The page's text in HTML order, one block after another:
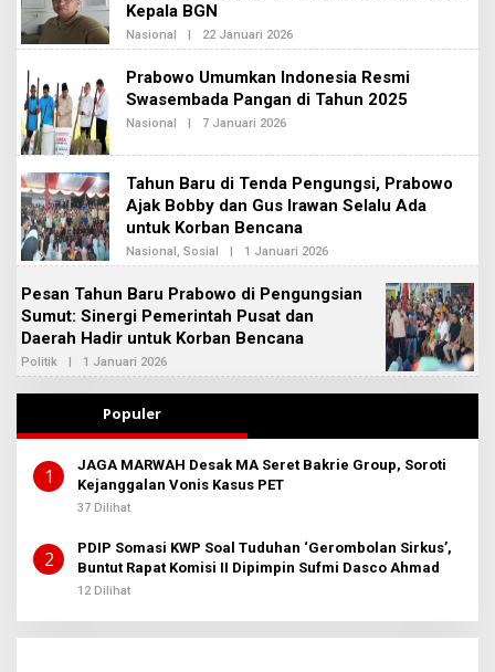
I
N
E
R
I
T
Kepala BGN
Nasional | 22 Januari 2026
L
H
A
N
B
E
R
T
A
Prabowo Umumkan Indonesia Resmi
Swasembada Pangan di Tahun 2025
Nasional | 7 Januari 2026
E
A
D
M
I
N
B
R
T
A
Tahun Baru di Tenda Pengungsi, Prabowo
Ajak Bobby dan Gus Irawan Selalu Ada
untuk Korban Bencana
Nasional, Sosial | 1 Januari 2026
L
H
N
B
I
A
Pesan Tahun Baru Prabowo di Pengungsian
Sumut: Sinergi Pemerintah Pusat dan
Daerah Hadir untuk Korban Bencana
Politik | 1 Januari 2026
L
E
D
I
N
Populer
1
JAGA MARWAH Desak MA Seret Bakrie Group, Soroti
Kejanggalan Vonis Kasus PET
37 Dilihat
2
PDIP Somasi KWP Soal Tuduhan ‘Gerombolan Sirkus’,
Buntut Rapat Komisi II Dipimpin Sufmi Dasco Ahmad
12 Dilihat